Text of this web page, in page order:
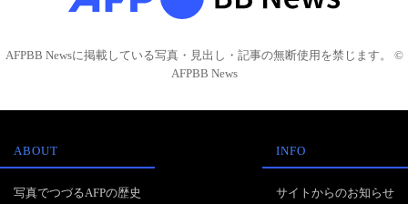
AFPBB Newsに掲載している写真・見出し・記事の無断使用を禁じます。 ©
AFPBB News
ABOUT
写真でつづるAFPの歴史
INFO
サイトからのお知らせ